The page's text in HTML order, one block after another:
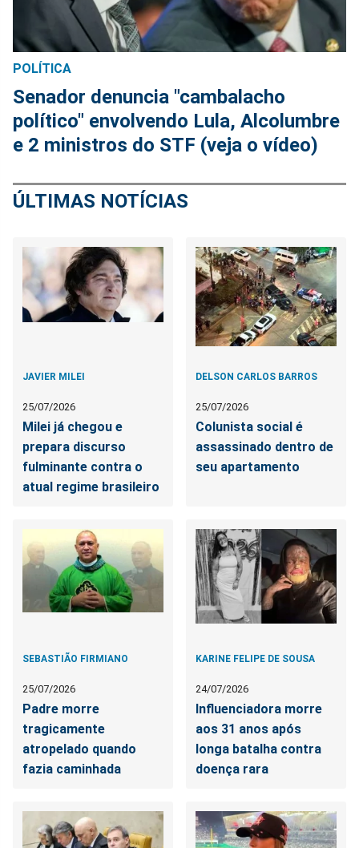
POLÍTICA
Senador denuncia "cambalacho
político" envolvendo Lula, Alcolumbre
e 2 ministros do STF (veja o vídeo)
ÚLTIMAS NOTÍCIAS
JAVIER MILEI
25/07/2026
Milei já chegou e
prepara discurso
fulminante contra o
atual regime brasileiro
DELSON CARLOS BARROS
25/07/2026
Colunista social é
assassinado dentro de
seu apartamento
SEBASTIÃO FIRMIANO
25/07/2026
Padre morre
tragicamente
atropelado quando
fazia caminhada
KARINE FELIPE DE SOUSA
24/07/2026
Influenciadora morre
aos 31 anos após
longa batalha contra
doença rara